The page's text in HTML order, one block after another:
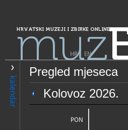
HRVATSKI MUZEJI I ZBIRKE ONLINE
muz
HR| EN
kalendar
Pregled mjeseca
Kolovoz 2026.
PON
PRETRAŽIVANJE
Grad Zagreb
Muzejsko-
Petrović